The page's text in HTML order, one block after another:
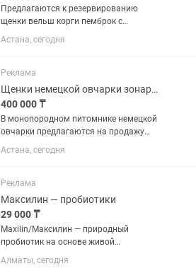
Предлагаются к резервированию
щенки вельш корги пемброк с
отличной родословной. Окрасы
триколор и рыжий с белым. Родители
привезы выставок, имеют титулы.
Щенки с...
Астана, сегодня
Реклама
Щенки немецкой овчарки зонарного окраса(ГДР)
400 000 ₸
В монопородном питомнике немецкой
овчарки предлагаются на продажу
элитные щенки зонарного окраса и
зачерненного зонарного(супер грау)
Астана, сегодня
Реклама
Максилин — пробиотики
29 000 ₸
Maxilin/Максилин — природный
пробиотик на основе живой
ацидофильной лактобактерии (штамм
No 2585). Бактерия полностью
Алматы, сегодня